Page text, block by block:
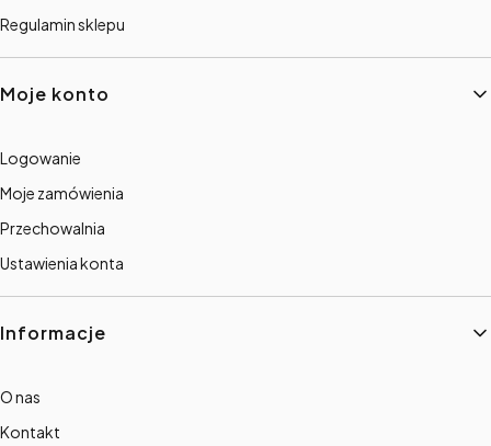
Regulamin sklepu
Moje konto
Logowanie
Moje zamówienia
Przechowalnia
Ustawienia konta
Informacje
O nas
Kontakt